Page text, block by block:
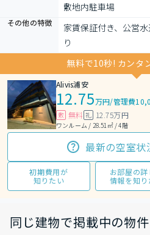
敷地内駐車場
その他の特徴
家賃保証付き、公営
り
無料で10秒! カンタ
Alivis浦安
12.75万円/管理費
敷 無料 礼 12.75万円
ワンルーム / 28.51㎡ / 4階
最新の空室状
初期費用が
知りたい
お部屋の
情報を知り
同じ建物で掲載中の物